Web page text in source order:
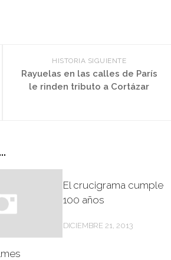
HISTORIA SIGUIENTE
Rayuelas en las calles de París
le rinden tributo a Cortázar
El crucigrama cumple
100 años
DICIEMBRE 21, 2013